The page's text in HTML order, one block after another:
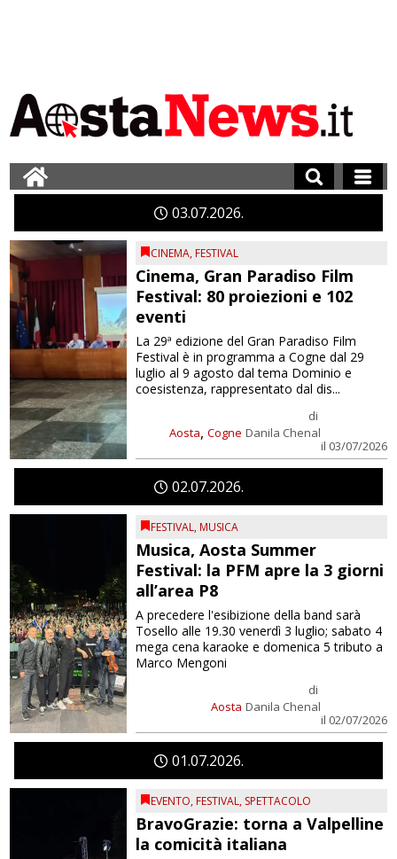
0307 2026
CINEMA, FESTIVAL
Cinema, Gran Paradiso Film
Festival: 80 proiezioni e 102
eventi
Aosta, Cogne
di
Danila Chenal
il 03/07/2026
La 29ª edizione del Gran Paradiso Film
Festival è in programma a Cogne dal 29
luglio al 9 agosto dal tema Dominio e
coesistenza, rappresentato dal dis...
0207 2026
FESTIVAL, MUSICA
Musica, Aosta Summer
Festival: la PFM apre la 3 giorni
all’area P8
Aosta
di
Danila Chenal
il 02/07/2026
A precedere l'esibizione della band sarà
Tosello alle 19.30 venerdì 3 luglio; sabato 4
mega cena karaoke e domenica 5 tributo a
Marco Mengoni
01 07 2026
EVENTO, FESTIVAL, SPETTACOLO
BravoGrazie: torna a Valpelline
la comicità italiana